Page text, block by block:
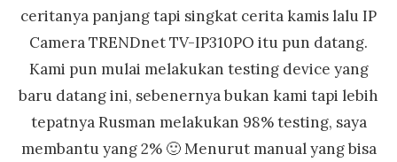
ceritanya panjang tapi singkat cerita kamis lalu IP
Camera TRENDnet TV-IP310PO itu pun datang.
Kami pun mulai melakukan testing device yang
baru datang ini, sebenernya bukan kami tapi lebih
tepatnya Rusman melakukan 98% testing, saya
membantu yang 2% 🙂 Menurut manual yang bisa